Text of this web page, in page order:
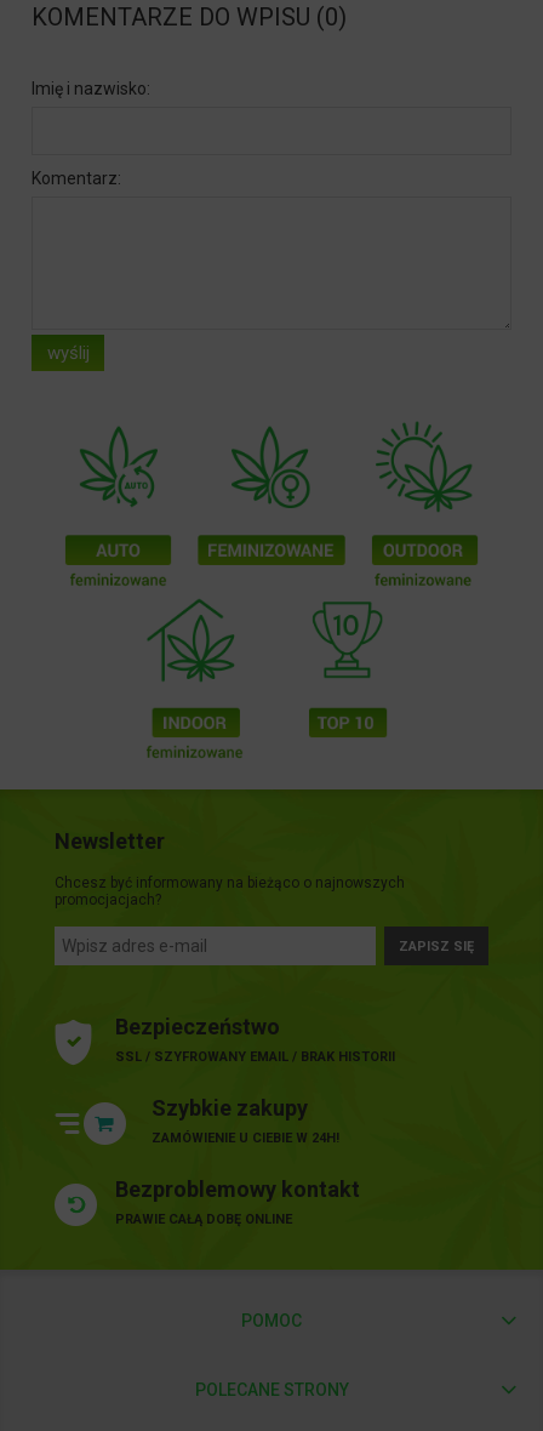
KOMENTARZE DO WPISU (0)
Imię i nazwisko:
Komentarz:
wyślij
Newsletter
Chcesz być informowany na bieżąco o najnowszych
promocjacjach?
ZAPISZ SIĘ
Bezpieczeństwo
SSL / SZYFROWANY EMAIL / BRAK HISTORII
Szybkie zakupy
ZAMÓWIENIE U CIEBIE W 24H!
Bezproblemowy kontakt
PRAWIE CAŁĄ DOBĘ ONLINE
POMOC
POLECANE STRONY